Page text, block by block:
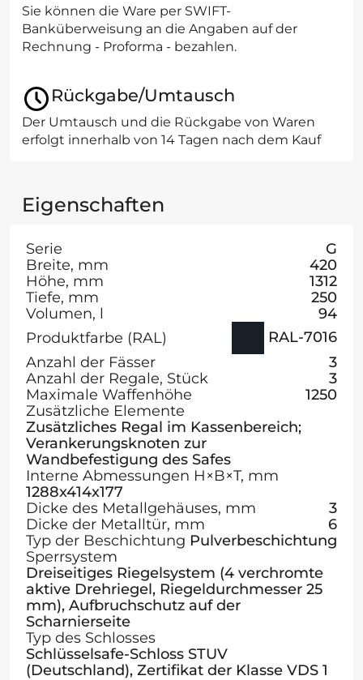
Sie können die Ware per SWIFT-
Banküberweisung an die Angaben auf der
Rechnung - Proforma - bezahlen.
Rückgabe/Umtausch
Der Umtausch und die Rückgabe von Waren
erfolgt innerhalb von 14 Tagen nach dem Kauf
Eigenschaften
Serie
G
Breite, mm
420
Höhe, mm
1312
Tiefe, mm
250
Volumen, l
94
Produktfarbe (RAL)
RAL-7016
Anzahl der Fässer
3
Anzahl der Regale, Stück
3
Maximale Waffenhöhe
1250
Zusätzliche Elemente
Zusätzliches Regal im Kassenbereich;
Verankerungsknoten zur
Wandbefestigung des Safes
Interne Abmessungen H×B×T, mm
1288x414x177
Dicke des Metallgehäuses, mm
3
Dicke der Metalltür, mm
6
Typ der Beschichtung Pulverbeschichtung
Sperrsystem
Dreiseitiges Riegelsystem (4 verchromte
aktive Drehriegel, Riegeldurchmesser 25
mm), Aufbruchschutz auf der
Scharnierseite
Typ des Schlosses
Schlüsselsafe-Schloss STUV
(Deutschland), Zertifikat der Klasse VDS 1